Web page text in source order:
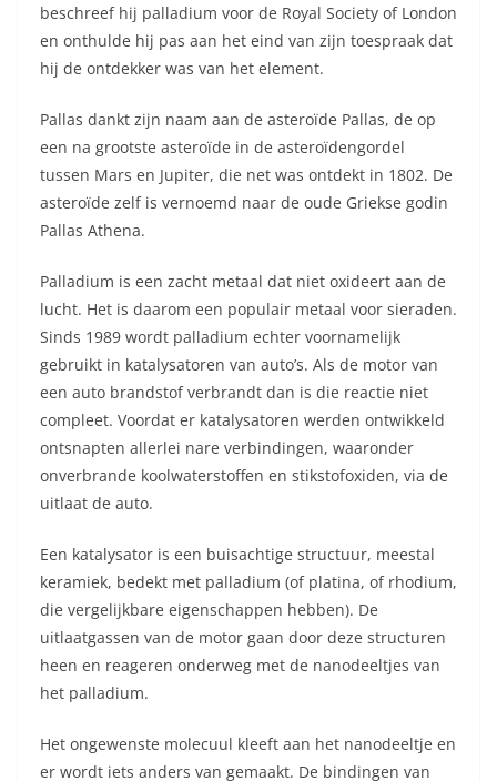
beschreef hij palladium voor de Royal Society of London
en onthulde hij pas aan het eind van zijn toespraak dat
hij de ontdekker was van het element.
Pallas dankt zijn naam aan de asteroïde Pallas, de op
een na grootste asteroïde in de asteroïdengordel
tussen Mars en Jupiter, die net was ontdekt in 1802. De
asteroïde zelf is vernoemd naar de oude Griekse godin
Pallas Athena.
Palladium is een zacht metaal dat niet oxideert aan de
lucht. Het is daarom een populair metaal voor sieraden.
Sinds 1989 wordt palladium echter voornamelijk
gebruikt in katalysatoren van auto’s. Als de motor van
een auto brandstof verbrandt dan is die reactie niet
compleet. Voordat er katalysatoren werden ontwikkeld
ontsnapten allerlei nare verbindingen, waaronder
onverbrande koolwaterstoffen en stikstofoxiden, via de
uitlaat de auto.
Een katalysator is een buisachtige structuur, meestal
keramiek, bedekt met palladium (of platina, of rhodium,
die vergelijkbare eigenschappen hebben). De
uitlaatgassen van de motor gaan door deze structuren
heen en reageren onderweg met de nanodeeltjes van
het palladium.
Het ongewenste molecuul kleeft aan het nanodeeltje en
er wordt iets anders van gemaakt. De bindingen van